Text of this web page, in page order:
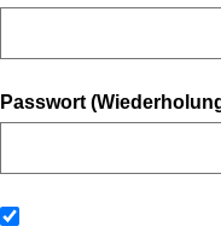
Passwort